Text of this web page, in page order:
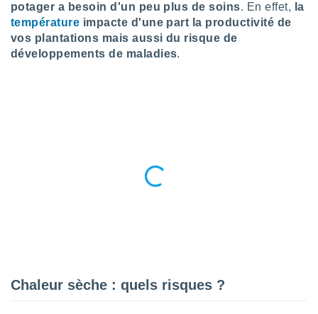
de très
sur
«
potager a besoin d'un peu plus de soins. En effet, la
température impacte d'une part la productivité de
vos plantations mais aussi du risque de
développements de maladies.
Chaleur sèche : quels risques ?